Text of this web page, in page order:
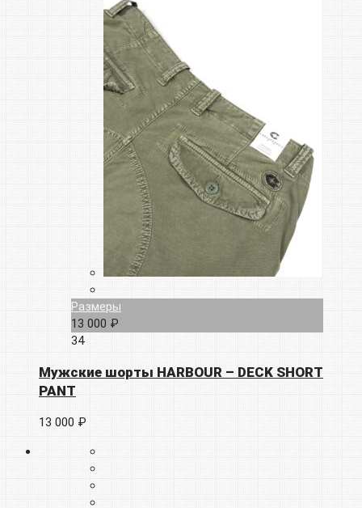
Размеры
13 000 ₽
34
Мужские шорты HARBOUR – DECK SHORT
PANT
13 000 ₽